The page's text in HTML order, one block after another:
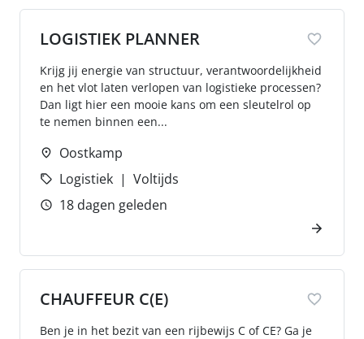
LOGISTIEK PLANNER
Krijg jij energie van structuur, verantwoordelijkheid
en het vlot laten verlopen van logistieke processen?
Dan ligt hier een mooie kans om een sleutelrol op
te nemen binnen een...
Oostkamp
Logistiek
Voltijds
18 dagen geleden
CHAUFFEUR C(E)
Ben je in het bezit van een rijbewijs C of CE? Ga je